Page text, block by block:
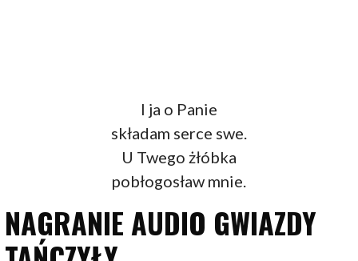
I ja o Panie
składam serce swe.
U Twego żłóbka
pobłogosław mnie.
NAGRANIE AUDIO GWIAZDY